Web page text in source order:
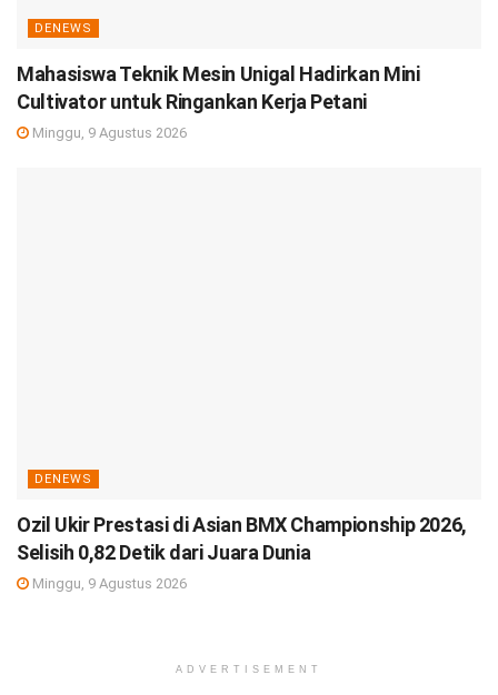
DENEWS
Mahasiswa Teknik Mesin Unigal Hadirkan Mini
Cultivator untuk Ringankan Kerja Petani
Minggu, 9 Agustus 2026
DENEWS
Ozil Ukir Prestasi di Asian BMX Championship 2026,
Selisih 0,82 Detik dari Juara Dunia
Minggu, 9 Agustus 2026
ADVERTISEMENT